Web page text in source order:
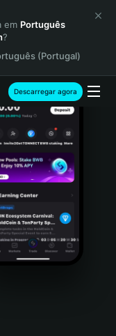
em Português
?
(Portugal)
Descarregar agora